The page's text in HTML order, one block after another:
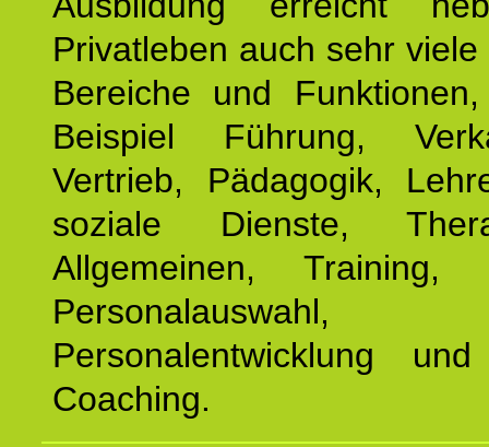
Privatleben auch sehr
Bereiche und
Beispiel Führung,
Vertrieb, Pädagogik,
soziale Dienste,
Allgemeinen, Training,
Personalauswahl,
Personalentwicklung
Coaching.